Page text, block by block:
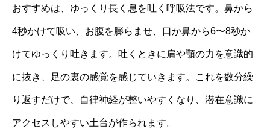
おすすめは、ゆっくり長く息を吐く呼吸法です。鼻から
4秒かけて吸い、お腹を膨らませ、口か鼻から6〜8秒か
けてゆっくり吐きます。吐くときに肩や顎の力を意識的
に抜き、足の裏の感覚を感じていきます。これを数分繰
り返すだけで、自律神経が整いやすくなり、潜在意識に
アクセスしやすい土台が作られます。